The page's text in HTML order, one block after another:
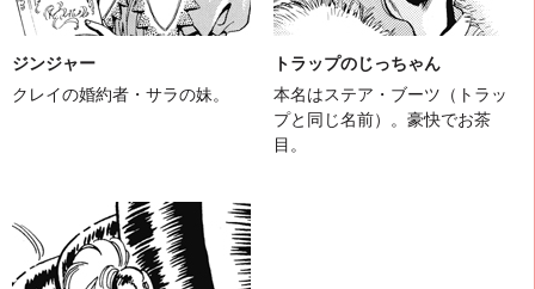
ジンジャー
クレイの婚約者・サラの妹。
トラップのじっちゃん
本名はステア・ブーツ（トラッ
プと同じ名前）。豪快でお茶
目。